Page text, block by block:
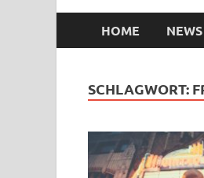
HOME NEWS
SCHLAGWORT: